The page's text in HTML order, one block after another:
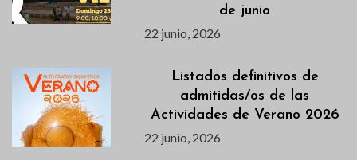
de junio
22 junio, 2026
Listados definitivos de
admitidas/os de las
Actividades de Verano 2026
22 junio, 2026